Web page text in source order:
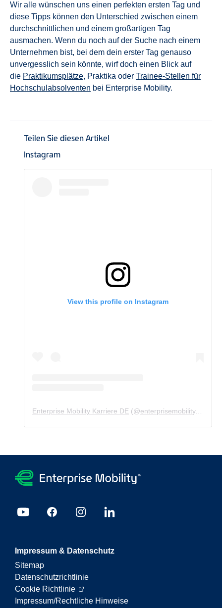
Wir alle wünschen uns einen perfekten ersten Tag und
diese Tipps können den Unterschied zwischen einem
durchschnittlichen und einem großartigen Tag
ausmachen. Wenn du noch auf der Suche nach einem
Unternehmen bist, bei dem dein erster Tag genauso
unvergesslich sein könnte, wirf doch einen Blick auf
die Praktikumsplätze, Praktika oder Trainee-Stellen für
Hochschulabsolventen bei Enterprise Mobility.
Teilen Sie diesen Artikel
Instagram
View this profile on Instagram
Enterprise Mobility Karriere DE (@enterprisemobility.karriere.de
Impressum & Datenschutz
Sitemap
Datenschutzrichtlinie
Cookie Richtlinie
Impressum/Rechtliche Hinweise